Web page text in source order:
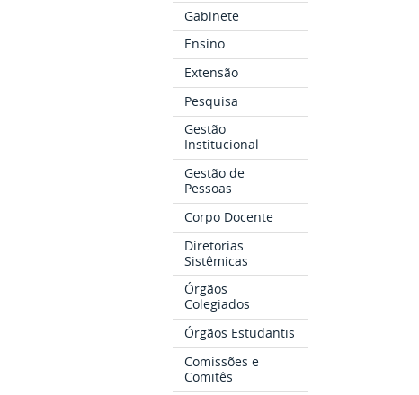
Gabinete
Ensino
Extensão
Pesquisa
Gestão
Institucional
Gestão de
Pessoas
Corpo Docente
Diretorias
Sistêmicas
Órgãos
Colegiados
Órgãos Estudantis
Comissões e
Comitês